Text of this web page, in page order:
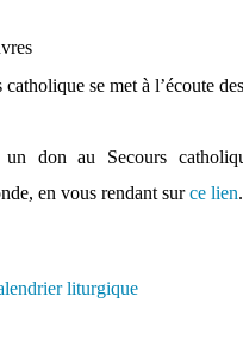
se met à l’écoute
don au Secours
en vous rendant surce lien.
liturgique